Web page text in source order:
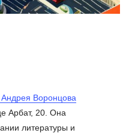
Воронцова
Арбат, 20. Она
литературы и